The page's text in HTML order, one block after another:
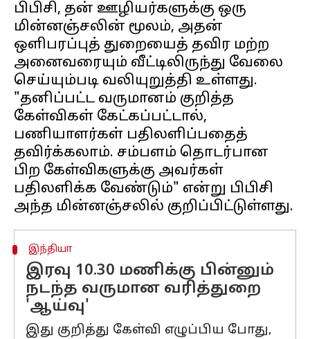
பிபிசி, தன் ஊழியர்களுக்கு ஒரு
மின்னஞ்சலின் மூலம், அதன்
ஒளிபரப்புத் துறையைத் தவிர மற்ற
அனைவரையும் வீட்டிலிருந்து வேலை
செய்யும்படி வலியுறுத்தி உள்ளது.
"தனிப்பட்ட வருமானம் குறித்த
கேள்விகள் கேட்கப்பட்டால்,
பணியாளர்கள் பதிலளிப்பதைத்
தவிர்க்கலாம். சம்பளம் தொடர்பான
பிற கேள்விகளுக்கு அவர்கள்
பதிலளிக்க வேண்டும்" என்று பிபிசி
இந்தியா
இரவு 10.30 மணிக்கு பின்னும்
நடந்த வருமான வரித்துறை
'ஆய்வு'
இது குறித்து கேள்வி எழுப்பிய போது,